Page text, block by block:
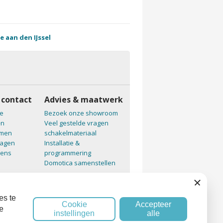
aan den IJssel
contact Advies & maatwerk
Bezoek onze showroom
Veel gestelde vragen
schakelmateriaal
Installatie &
programmering
Domotica samenstellen
te
Sluiten
Cookie
instellingen
Accepteer
alle